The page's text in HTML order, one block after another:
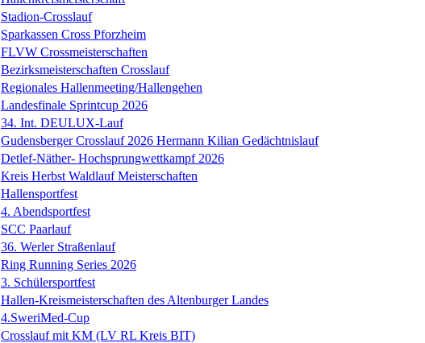
Stadion-Crosslauf
Sparkassen Cross Pforzheim
FLVW Crossmeisterschaften
Bezirksmeisterschaften Crosslauf
Regionales Hallenmeeting/Hallengehen
Landesfinale Sprintcup 2026
34. Int. DEULUX-Lauf
Gudensberger Crosslauf 2026 Hermann Kilian Gedächtnislauf
Detlef-Näther- Hochsprungwettkampf 2026
Kreis Herbst Waldlauf Meisterschaften
Hallensportfest
4. Abendsportfest
SCC Paarlauf
36. Werler Straßenlauf
Ring Running Series 2026
3. Schülersportfest
Hallen-Kreismeisterschaften des Altenburger Landes
4.SweriMed-Cup
Crosslauf mit KM (LV RL Kreis BIT)